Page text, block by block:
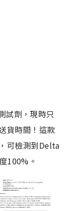
試劑，現時只
貨時間！這款
可檢測到Delta
100%。